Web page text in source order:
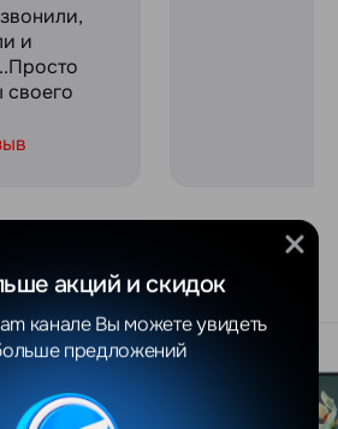
и
акций и скидок
канале Вы можете увидеть
предложений